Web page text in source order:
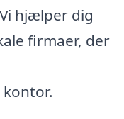
hjælper dig
firmaer, der